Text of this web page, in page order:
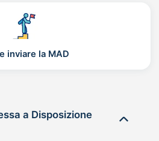
inviare la MAD